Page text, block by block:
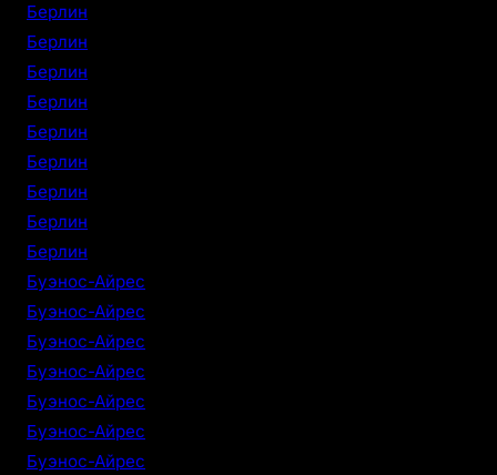
Берлин
Берлин
Берлин
Берлин
Берлин
Берлин
Берлин
Берлин
Берлин
Буэнос-Айрес
Буэнос-Айрес
Буэнос-Айрес
Буэнос-Айрес
Буэнос-Айрес
Буэнос-Айрес
Буэнос-Айрес